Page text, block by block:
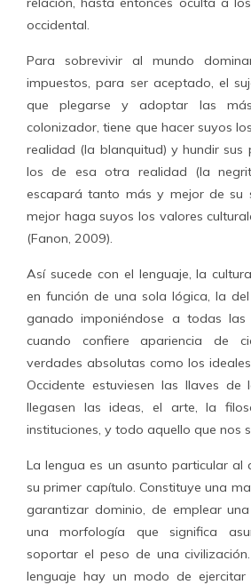
occidental.
Para sobrevivir al mundo
impuestos, para ser aceptado, el
que plegarse y adoptar las
colonizador, tiene que hacer suyos
realidad (la blanquitud) y hundir sus
los de esa otra realidad (la
escapará tanto más y mejor de su
mejor haga suyos los valores
(Fanon, 2009).
Así sucede con el lenguaje, la
en función de una sola lógica, la
ganado imponiéndose a todas
cuando confiere apariencia de
verdades absolutas como los
Occidente estuviesen las llaves
llegasen las ideas, el arte, la
instituciones, y todo aquello que nos
La lengua es un asunto particular al
su primer capítulo. Constituye una
garantizar dominio, de emplear
una morfología que significa
soportar el peso de una
lenguaje hay un modo de